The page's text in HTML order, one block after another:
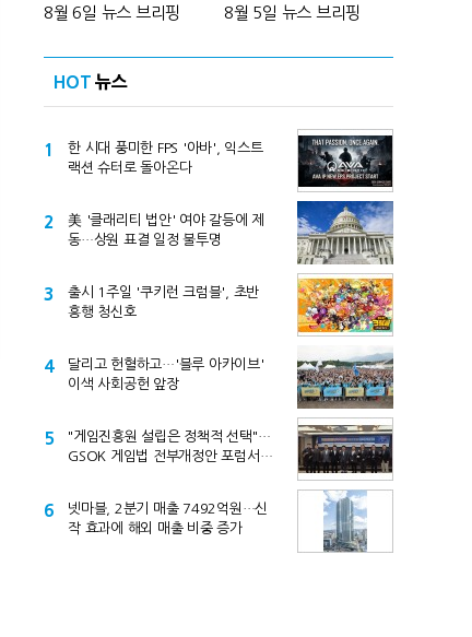
8월 6일 뉴스 브리핑 8월 5일 뉴스 브리핑
HOT 뉴스
1
한 시대 풍미한 FPS '아바', 익스트
랙션 슈터로 돌아온다
2
美 '클래리티 법안' 여야 갈등에 제
동…상원 표결 일정 불투명
3
출시 1주일 '쿠키런 크럼블', 초반
흥행 청신호
4
달리고 헌혈하고…'블루 아카이브'
이색 사회공헌 앞장
5
"게임진흥원 설립은 정책적 선택"…
GSOK 게임법 전부개정안 포럼서
6
넷마블, 2분기 매출 7492억원…신
작 효과에 해외 매출 비중 증가